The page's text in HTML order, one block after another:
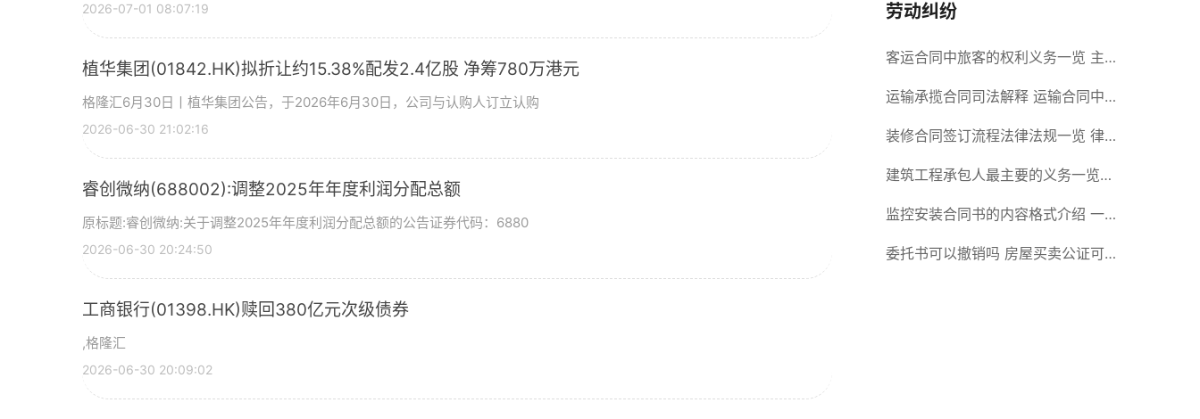
2026-07-01 08:07:19
植华集团(01842.HK)拟折让约15.38%配发2.4亿股 净筹780万港元
格隆汇6月30日丨植华集团公告，于2026年6月30日，公司与认购人订立认购
2026-06-30 21:02:16
睿创微纳(688002):调整2025年年度利润分配总额
原标题:睿创微纳:关于调整2025年年度利润分配总额的公告证券代码：6880
2026-06-30 20:24:50
工商银行(01398.HK)赎回380亿元次级债券
,格隆汇
2026-06-30 20:09:02
劳动纠纷
客运合同中旅客的权利义务一览 主
要包括这些内容
运输承揽合同司法解释 运输合同中
承运人的义务有哪些
装修合同签订流程法律法规一览 律
师解答
建筑工程承包人最主要的义务一览
承包合同内容介绍
监控安装合同书的内容格式介绍 一
般包括这些条款
委托书可以撤销吗 房屋买卖公证可